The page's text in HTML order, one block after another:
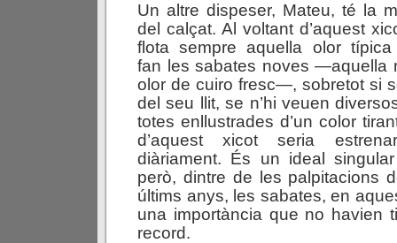
Un altre dispeser, Mateu, té la
del calçat. Al voltant d’aquest
flota sempre aquella olor
fan les sabates noves —aquella
olor de cuiro fresc—, sobretot si
del seu llit, se n’hi veuen
totes enllustrades d’un color
d’aquest xicot seria
diàriament. És un ideal
però, dintre de les palpitacions
últims anys, les sabates, en
una importància que no havien
record.